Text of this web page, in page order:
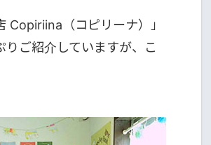
Copiriina（コピリーナ）」
りご紹介していますが、こ